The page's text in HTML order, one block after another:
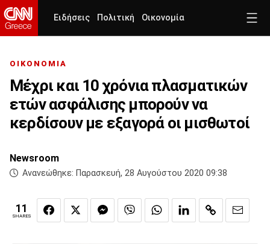
Ειδήσεις Πολιτική Οικονομία
ΟΙΚΟΝΟΜΙΑ
Μέχρι και 10 χρόνια πλασματικών
ετών ασφάλισης μπορούν να
κερδίσουν με εξαγορά οι μισθωτοί
Newsroom
Ανανεώθηκε: Παρασκευή, 28 Αυγούστου 2020 09:38
11
SHARES